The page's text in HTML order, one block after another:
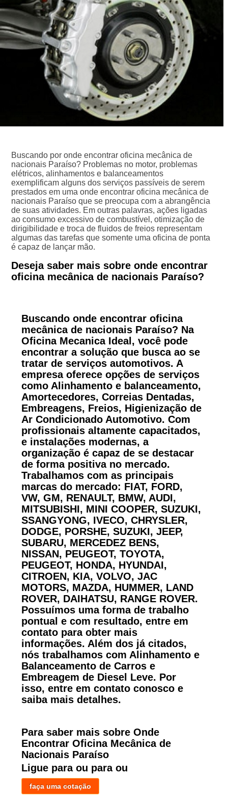
Buscando por onde encontrar oficina mecânica de
nacionais Paraíso? Problemas no motor, problemas
elétricos, alinhamentos e balanceamentos
exemplificam alguns dos serviços passíveis de serem
prestados em uma onde encontrar oficina mecânica de
nacionais Paraíso que se preocupa com a abrangência
de suas atividades. Em outras palavras, ações ligadas
ao consumo excessivo de combustível, otimização de
dirigibilidade e troca de fluidos de freios representam
algumas das tarefas que somente uma oficina de ponta
é capaz de lançar mão.
Deseja saber mais sobre onde encontrar
oficina mecânica de nacionais Paraíso?
Buscando onde encontrar oficina
mecânica de nacionais Paraíso? Na
Oficina Mecanica Ideal, você pode
encontrar a solução que busca ao se
tratar de serviços automotivos. A
empresa oferece opções de serviços
como Alinhamento e balanceamento,
Amortecedores, Correias Dentadas,
Embreagens, Freios, Higienização de
Ar Condicionado Automotivo. Com
profissionais altamente capacitados,
e instalações modernas, a
organização é capaz de se destacar
de forma positiva no mercado.
Trabalhamos com as principais
marcas do mercado: FIAT, FORD,
VW, GM, RENAULT, BMW, AUDI,
MITSUBISHI, MINI COOPER, SUZUKI,
SSANGYONG, IVECO, CHRYSLER,
DODGE, PORSHE, SUZUKI, JEEP,
SUBARU, MERCEDEZ BENS,
NISSAN, PEUGEOT, TOYOTA,
PEUGEOT, HONDA, HYUNDAI,
CITROEN, KIA, VOLVO, JAC
MOTORS, MAZDA, HUMMER, LAND
ROVER, DAIHATSU, RANGE ROVER.
Possuímos uma forma de trabalho
pontual e com resultado, entre em
contato para obter mais
informações. Além dos já citados,
nós trabalhamos com Alinhamento e
Balanceamento de Carros e
Embreagem de Diesel Leve. Por
isso, entre em contato conosco e
saiba mais detalhes.
Para saber mais sobre Onde
Encontrar Oficina Mecânica de
Nacionais Paraíso
Ligue para ou para ou
faça uma cotação